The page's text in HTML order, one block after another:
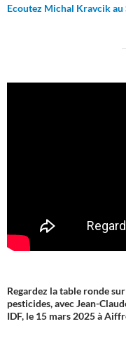
Ecoutez Michal Kravcik au
Regardez la table ronde
pesticides, avec Jean-
IDF, le 15 mars 2025 à